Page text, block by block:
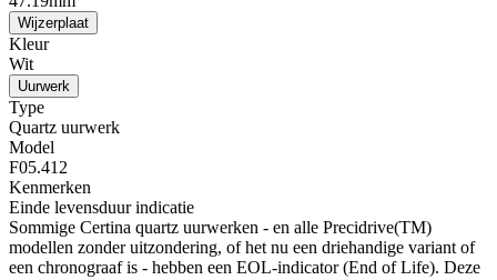
Wijzerplaat
Kleur
Wit
Uurwerk
Type
Quartz uurwerk
Model
F05.412
Kenmerken
Einde levensduur indicatie
Sommige Certina quartz uurwerken - en alle Precidrive(TM)
modellen zonder uitzondering, of het nu een driehandige variant of
een chronograaf is - hebben een EOL-indicator (End of Life). Deze